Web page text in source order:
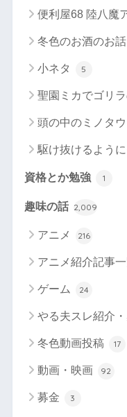
便利屋68 陸八魔
冬色のお酒のお話
小ネタ 5
聖園ミカでゴリ
頭の中のミノタウ
駆け抜けるよう
資格とか勉強 1
趣味の話 2,009
アニメ 216
アニメ紹介記事
ゲーム 24
やる夫スレ紹介
冬色動画投稿 17
動画・映画 92
募金 3